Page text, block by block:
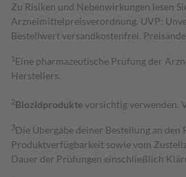
Zu Risiken und Nebenwirkungen lesen
Arzneimittelpreisverordnung. UVP:
Bestell­wert versand­kosten­frei.
1 Eine pharmazeutische Prüfung der
Herstellers.
2Biozidproduktevorsichtig verwenden.
3Die Übergabe deiner Bestellung an
Produktverfügbarkeit sowie vom
Dauer der Prüfungen einschließlich